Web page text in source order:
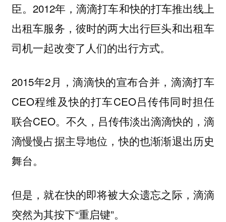
臣。2012年，滴滴打车和快的打车推出线上
出租车服务，彼时的两大出行巨头和出租车
司机一起改变了人们的出行方式。
2015年2月，滴滴快的宣布合并，滴滴打车
CEO程维及快的打车CEO吕传伟同时担任
联合CEO。不久，吕传伟淡出滴滴快的，滴
滴慢慢占据主导地位，快的也渐渐退出历史
舞台。
但是，就在快的即将被大众遗忘之际，滴滴
突然为其按下“重启键”。